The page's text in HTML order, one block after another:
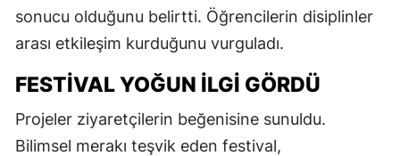
sonucu olduğunu belirtti. Öğrencilerin disiplinler
arası etkileşim kurduğunu vurguladı.
FESTIVAL YOĞUN İLGI GÖRDÜ
Projeler ziyaretçilerin beğenisine sunuldu.
Bilimsel merakı teşvik eden festival,